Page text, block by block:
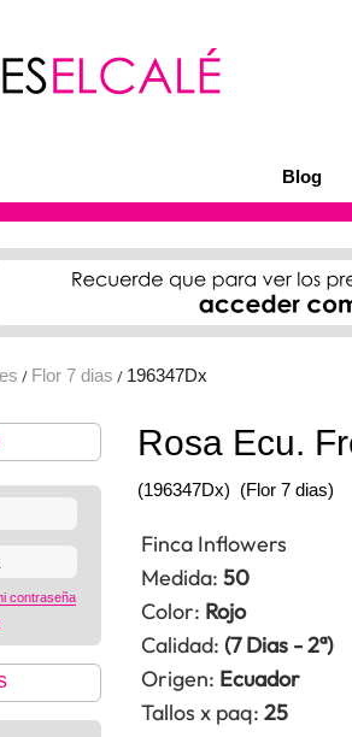
Blog
/ Flor 7 dias / 196347Dx
contraseña
Rosa Ecu.
(196347Dx) (Flor 7 dias)
Finca Inflowers
Medida: 50
Color: Rojo
Calidad: (7 Dias - 2ª)
Origen: Ecuador
Tallos x paq: 25